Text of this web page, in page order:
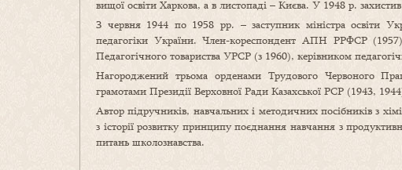
вищої освіти Харкова, а в листопаді – Києва. У 1948 р.
З червня 1944 по 1958 рр. – заступник міністра освіти
педагогіки України. Член-кореспондент АПН РРФСР
Педагогічного товариства УРСР (з 1960), керівником
Нагороджений трьома орденами Трудового Червоного
грамотами Президії Верховної Ради Казахської РСР (1943,
Автор підручників, навчальних і методичних посібників з
з історії розвитку принципу поєднання навчання з
питань школознавства.